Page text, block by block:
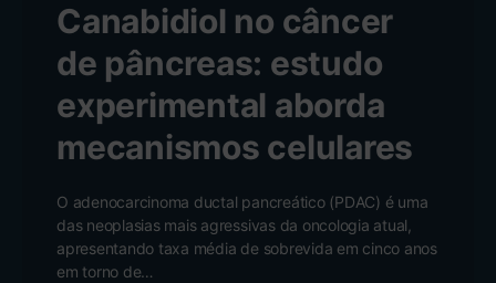
Canabidiol no câncer
de pâncreas: estudo
experimental aborda
mecanismos celulares
O adenocarcinoma ductal pancreático (PDAC) é uma
das neoplasias mais agressivas da oncologia atual,
apresentando taxa média de sobrevida em cinco anos
em torno de…